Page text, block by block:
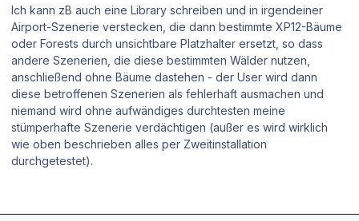
Ich kann zB auch eine Library schreiben und in irgendeiner
Airport-Szenerie verstecken, die dann bestimmte XP12-Bäume
oder Forests durch unsichtbare Platzhalter ersetzt, so dass
andere Szenerien, die diese bestimmten Wälder nutzen,
anschließend ohne Bäume dastehen - der User wird dann
diese betroffenen Szenerien als fehlerhaft ausmachen und
niemand wird ohne aufwändiges durchtesten meine
stümperhafte Szenerie verdächtigen (außer es wird wirklich
wie oben beschrieben alles per Zweitinstallation
durchgetestet).